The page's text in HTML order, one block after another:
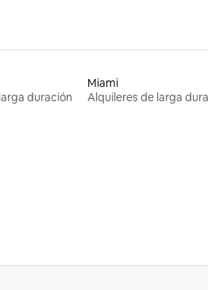
duración
Miami
Alquileres de larga